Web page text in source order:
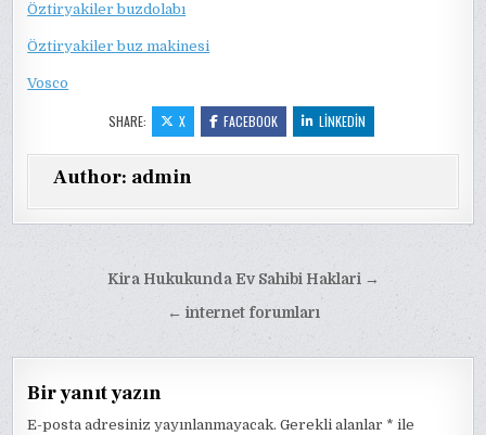
Öztiryakiler buzdolabı
Öztiryakiler buz makinesi
Vosco
SHARE: X FACEBOOK LINKEDIN
Author: admin
Kira Hukukunda Ev Sahibi Haklari →
← internet forumları
Bir yanıt yazın
E-posta adresiniz yayınlanmayacak. Gerekli alanlar * ile